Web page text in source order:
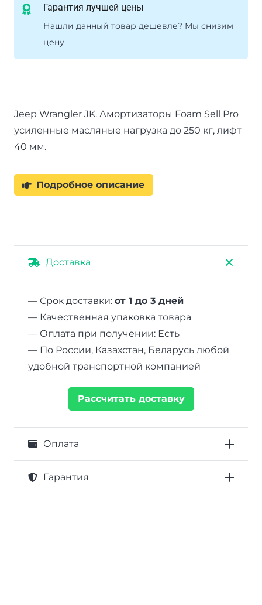
амортизаторы
до
250
кг
40
Гарантия лучшей цены
Нашли данный товар дешевле? Мы снизим
цену
Jeep Wrangler JK. Амортизаторы Foam Sell Pro
усиленные масляные нагрузка до 250 кг, лифт
40 мм.
Подробное описание
Доставка
— Срок доставки: от 1 до 3 дней
— Качественная упаковка товара
— Оплата при получении: Есть
— По России, Казахстан, Беларусь любой
удобной транспортной компанией
Рассчитать доставку
Оплата
Гарантия